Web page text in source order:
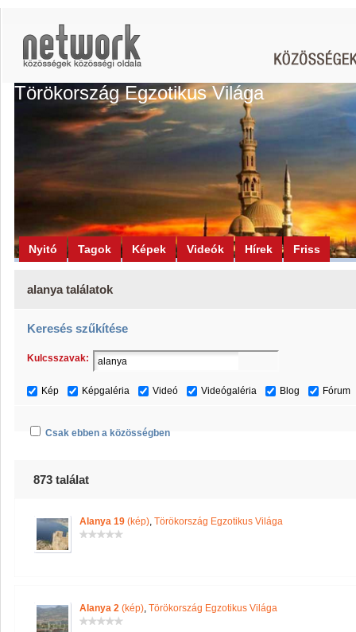
Törökország Egzotikus Világa
Nyitó Tagok Képek Videók Hírek Friss
alanya találatok
Keresés szűkítése
Kulcsszavak:
Kép Képgaléria Videó Videógaléria Blog Fórum
Csak ebben a közösségben
873 találat
Alanya 19 (kép), Törökország Egzotikus Világa
Alanya 2 (kép), Törökország Egzotikus Világa